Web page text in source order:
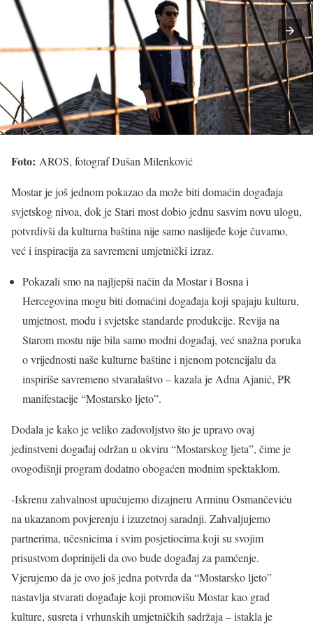
Foto: AROS, fotograf Dušan Milenković
Mostar je još jednom pokazao da može biti domaćin događaja
svjetskog nivoa, dok je Stari most dobio jednu sasvim novu ulogu,
potvrdivši da kulturna baština nije samo naslijeđe koje čuvamo,
već i inspiracija za savremeni umjetnički izraz.
Pokazali smo na najljepši način da Mostar i Bosna i
Hercegovina mogu biti domaćini događaja koji spajaju kulturu,
umjetnost, modu i svjetske standarde produkcije. Revija na
Starom mostu nije bila samo modni događaj, već snažna poruka
o vrijednosti naše kulturne baštine i njenom potencijalu da
inspiriše savremeno stvaralaštvo – kazala je Adna Ajanić, PR
manifestacije “Mostarsko ljeto”.
Dodala je kako je veliko zadovoljstvo što je upravo ovaj
jedinstveni događaj održan u okviru “Mostarskog ljeta”, čime je
ovogodišnji program dodatno obogaćen modnim spektaklom.
-Iskrenu zahvalnost upućujemo dizajneru Arminu Osmančeviću
na ukazanom povjerenju i izuzetnoj saradnji. Zahvaljujemo
partnerima, učesnicima i svim posjetiocima koji su svojim
prisustvom doprinijeli da ovo bude događaj za pamćenje.
Vjerujemo da je ovo još jedna potvrda da “Mostarsko ljeto”
nastavlja stvarati događaje koji promovišu Mostar kao grad
kulture, susreta i vrhunskih umjetničkih sadržaja – istakla je